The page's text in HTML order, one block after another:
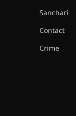
Sanchari
Contact
Crime